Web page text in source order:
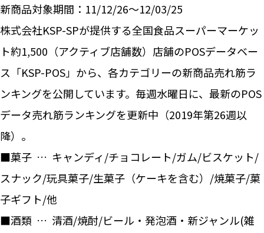
新商品対象期間：11/12/26～12/03/25
株式会社KSP-SPが提供する全国食品スーパーマーケッ
ト約1,500（アクティブ店舗数）店舗のPOSデータベー
ス「KSP-POS」から、各カテゴリーの新商品売れ筋ラ
ンキングを公開しています。毎週水曜日に、最新のPOS
データ売れ筋ランキングを更新中（2019年第26週以
降）。
■菓子 … キャンディ/チョコレート/ガム/ビスケット/
スナック/玩具菓子/生菓子（ケーキを含む）/焼菓子/菓
子ギフト/他
■酒類 … 清酒/焼酎/ビール・発泡酒・新ジャンル(雑